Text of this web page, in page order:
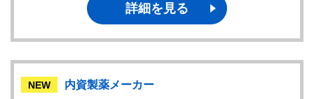
詳細を見る
NEW 内資製薬メーカー